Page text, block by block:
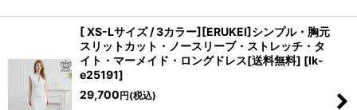
[ XS-Lサイズ / 3カラー][ERUKEI]シンプル・胸元
スリットカット・ノースリーブ・ストレッチ・タ
イト・マーメイド・ロングドレス[送料無料] [lk-
e25191]
29,700円(税込)